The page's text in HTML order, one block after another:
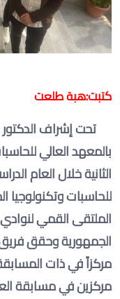
كتبت:هبة طلعت
تحت إشراف
بالمعهد العالي
الثانية خلال العام
للحاسبات
الملتقى القمي
الجمهورية وحقق
مركزاً في ذات
مركزين في مسابقة